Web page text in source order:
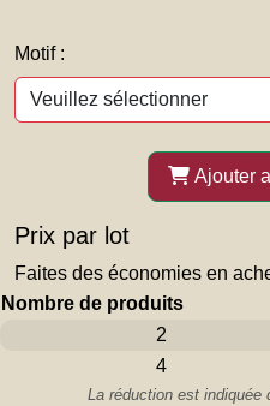
Motif :
Ajouter
Prix par lot
Faites des économies en
Nombre de produits
2
4
La réduction est indiquée